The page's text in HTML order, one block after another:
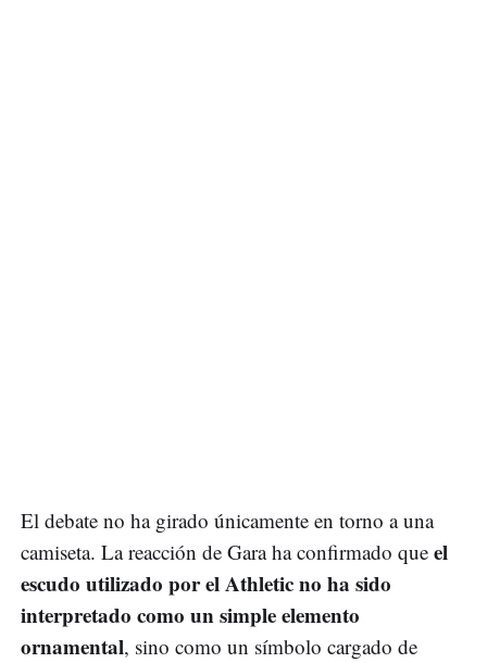
El debate no ha girado únicamente en torno a una
camiseta. La reacción de Gara ha confirmado que el
escudo utilizado por el Athletic no ha sido
interpretado como un simple elemento
ornamental, sino como un símbolo cargado de